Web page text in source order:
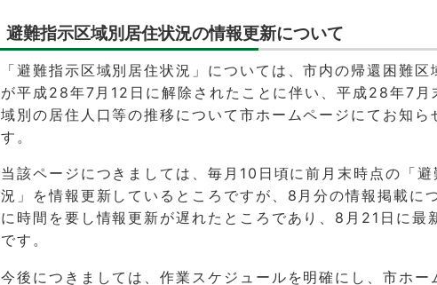
避難指示区域別居住状況の情報更新について
「避難指示区域別居住状況」については、市内の帰還困難
が平成28年7月12日に解除されたことに伴い、平成28年7月
域別の居住人口等の推移について市ホームページにてお知ら
す。
当該ページにつきましては、毎月10日頃に前月末時点の「
況」を情報更新しているところですが、8月分の情報掲載に
に時間を要し情報更新が遅れたところであり、8月21日に最
です。
今後につきましては、作業スケジュールを明確にし、市ホー